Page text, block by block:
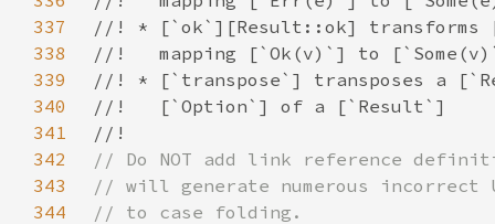
337
338
339
340
341
342
343
344